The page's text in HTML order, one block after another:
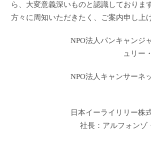
ら、大変意義深いものと認識しておりま
方々に周知いただきたく、ご案内申し上
NPO法人パンキャンジ
ュリー
NPO法人キャンサーネ
日本イーライリリー株
社長：アルフォンゾ